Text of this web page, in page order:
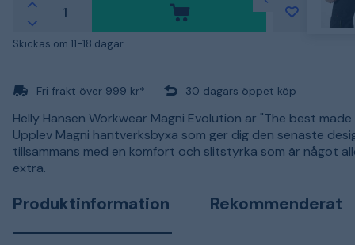
Skickas om 11-18 dagar
Fri frakt över 999 kr* 30 dagars öppet köp
Helly Hansen Workwear Magni Evolution är "The best
Upplev Magni hantverksbyxa som ger dig den senaste
tillsammans med en komfort och slitstyrka som är något
extra.
Produktinformation Rekommenderat